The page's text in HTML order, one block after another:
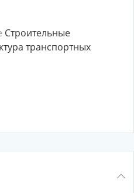
Строительные
транспортных